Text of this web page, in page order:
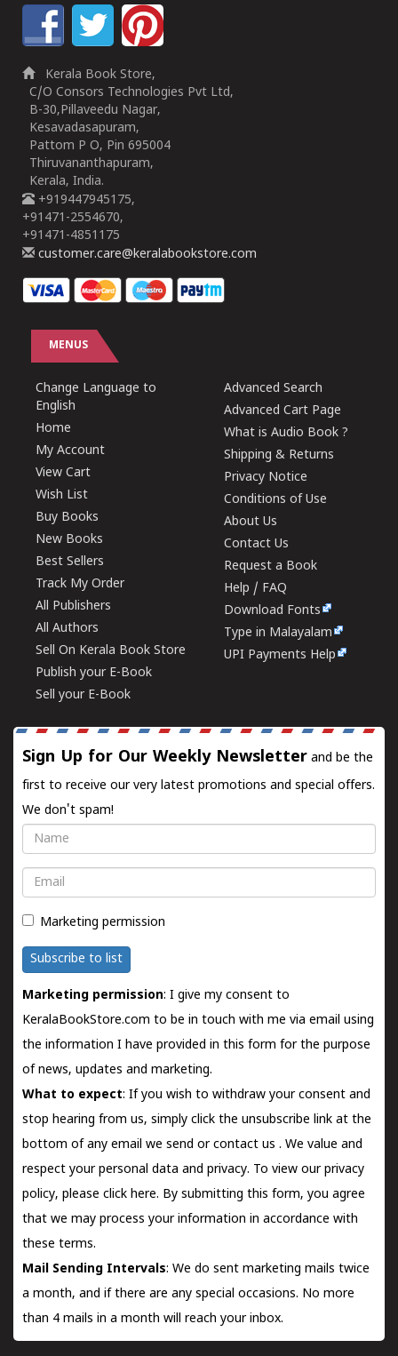
Kerala Book Store,
C/O Consors Technologies Pvt Ltd,
B-30,Pillaveedu Nagar,
Kesavadasapuram,
Pattom P O, Pin 695004
Thiruvananthapuram,
Kerala, India.
+919447945175,
+91471-2554670,
+91471-4851175
customer.care@keralabookstore.com
MENUS
Change Language to
English
Home
My Account
View Cart
Wish List
Buy Books
New Books
Best Sellers
Track My Order
All Publishers
All Authors
Sell On Kerala Book Store
Publish your E-Book
Sell your E-Book
Advanced Search
Advanced Cart Page
What is Audio Book ?
Shipping & Returns
Privacy Notice
Conditions of Use
About Us
Contact Us
Request a Book
Help / FAQ
Download Fonts
Type in Malayalam
UPI Payments Help
Sign Up for Our Weekly Newsletter and be the
first to receive our very latest promotions and special offers.
We don't spam!
Name
Email
Marketing permission
Subscribe to list
Marketing permission: I give my consent to
KeralaBookStore.com to be in touch with me via email using
the information I have provided in this form for the purpose
of news, updates and marketing.
What to expect: If you wish to withdraw your consent and
stop hearing from us, simply click the unsubscribe link at the
bottom of any email we send orcontact us . We value and
respect your personal data and privacy. To view our privacy
policy, please click here. By submitting this form, you agree
that we may process your information in accordance with
these terms.
Mail Sending Intervals: We do sent marketing mails twice
a month, and if there are any special occasions. No more
than 4 mails in a month will reach your inbox.